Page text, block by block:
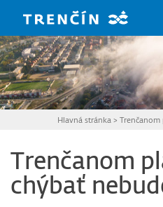
Hlavná stránka >Trenčanom
Trenčanom
chýbať